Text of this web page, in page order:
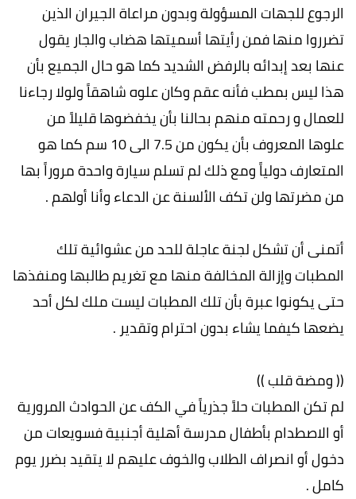
الرجوع للجهات المسؤولة وبدون مراعاة الجيران الذين
تضرروا منها فمن رأيتها أسميتها هضاب والجار يقول
عنها بعد إبدائه بالرفض الشديد كما هو حال الجميع بأن
هذا ليس بمطب فأنه عقم وكان علوه شاهقاً ولولا رجاءنا
للعمال و رحمته منهم بحالنا بأن يخفضوها قليلاً من
علوها المعروف بأن يكون من 7.5 الى 10 سم كما هو
المتعارف دولياً ومع ذلك لم تسلم سيارة واحدة مروراً بها
من مضرتها ولن تكف الألسنة عن الدعاء وأنا أولهم .
أتمنى أن تشكل لجنة عاجلة للحد من عشوائية تلك
المطبات وإزالة المخالفة منها مع تغريم طالبها ومنفذها
حتى يكونوا عبرة بأن تلك المطبات ليست ملك لكل أحد
يضعها كيفما يشاء بدون احترام وتقدير .
(( ومضة قلب ))
لم تكن المطبات حلاً جذرياً في الكف عن الحوادث المرورية
أو الاصطدام بأطفال مدرسة أهلية أجنبية فسويعات من
دخول أو انصراف الطلاب والخوف عليهم لا يتقيد بضرر يوم
كامل .